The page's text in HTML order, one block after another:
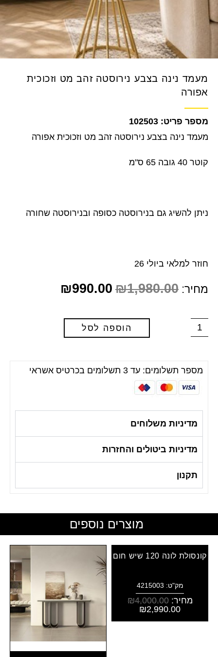
מעמד נינה בצבע נירוסטה זהב מט וזכוכית
אפורה
102503
מעמד נינה בצבע נירוסטה זהב מט וזכוכית אפורה
קוטר 40 גובה 65 ס"מ
ניתן להשיג גם בנירוסטה כסופה ובנירוסטה שחורה
חוזר למלאי ביולי 26
מחיר: ₪1,980.00
₪990.00
הוספה לסל
מספר תשלומים: עד 3 תשלומים בכרטיס אשראי
מדיניות משלוחים
מדיניות ביטולים והחזרות
תקנון
מוצרים נוספים
קונסולת לונה 120 שיש חום
מק"ט: 4215003
מחיר: ₪4,000.00
₪2,990.00